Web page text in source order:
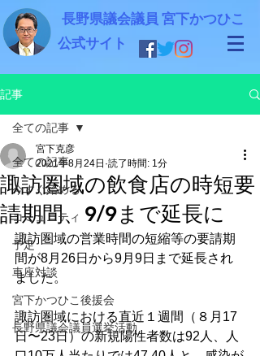
長野県議会議員 宮下かつひこ
公式サイト
記事
全ての記事
今すぐ始める
コミュニティ
予定
車座対談
宮下かつひこ後援会
長野県議会議員選挙活動
全ての記事
諏訪圏域の飲食店の時短要
請期間、9/9まで延長に
宮下克彦
2021年8月24日 読了時間: 1分
諏訪圏域の営業時間の短縮等の要請期
間が8月26日から9月9日まで延長され
ました。
諏訪圏域における直近１週間（８月17
日〜23日）の新規陽性者数は92人、人